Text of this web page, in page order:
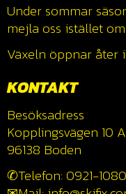
Under sommar
mejla oss istället
Växeln öppnar åter
KONTAKT
Besöksadress
Kopplingsvägen 10 A
96138 Boden
✆Telefon: 0921-